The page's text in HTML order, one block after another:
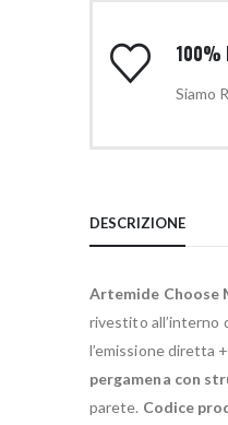
100%
Siamo
DESCRIZIONE
Artemide Choose
rivestito all’interno
l’emissione diretta
pergamena con
parete. Codice